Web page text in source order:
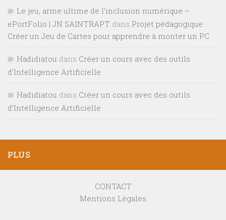
Le jeu, arme ultime de l’inclusion numérique –
ePortFolio | JN SAINTRAPT dans Projet pédagogique :
Créer un Jeu de Cartes pour apprendre à monter un PC
Hadidiatou dans Créer un cours avec des outils
d’Intelligence Artificielle
Hadidiatou dans Créer un cours avec des outils
d’Intelligence Artificielle
PLUS
CONTACT
Mentions Légales